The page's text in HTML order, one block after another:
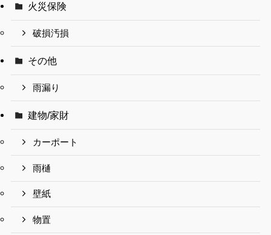
火災保険
破損汚損
その他
雨漏り
建物/家財
カーポート
雨樋
壁紙
物置